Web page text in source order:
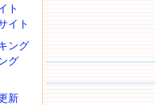
ト
イト
ング
グ
新